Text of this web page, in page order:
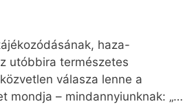
haza-
utóbbira természetes
válasza lenne a
mondja – mindannyiunknak: „…